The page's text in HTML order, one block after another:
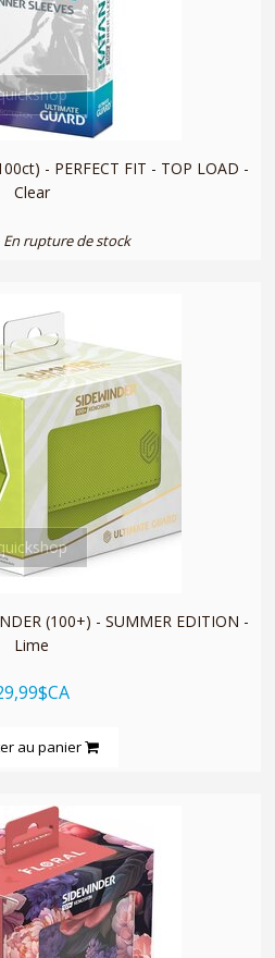
- PERFECT FIT - TOP LOAD -
Clear
En rupture de stock
(100+) - SUMMER EDITION -
Lime
au panier